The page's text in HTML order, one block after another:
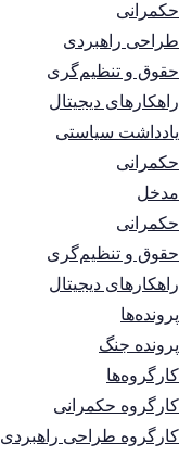
حکمرانی
طراحی راهبردی
حقوق و تنظیم‌گری
راهکارهای دیجیتال
یادداشت سیاستی
حکمرانی
مدخل
حکمرانی
حقوق و تنظیم‌گری
راهکارهای دیجیتال
پرونده‌ها
پرونده جنگ
کارگروه‌ها
کارگروه حکمرانی
کارگروه طراحی راهبردی